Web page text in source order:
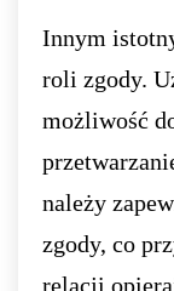
Innym
roli zgody.
możliwość
należy
zgody, co
relacji